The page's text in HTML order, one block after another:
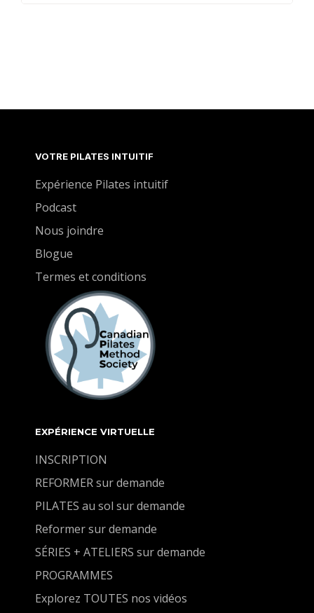
corps sera sollicité.
VOTRE PILATES INTUITIF
Expérience Pilates intuitif
Podcast
Nous joindre
Blogue
Termes et conditions
EXPÉRIENCE VIRTUELLE
INSCRIPTION
REFORMER sur demande
PILATES au sol sur demande
Reformer sur demande
SÉRIES + ATELIERS sur demande
PROGRAMMES
Explorez TOUTES nos vidéos